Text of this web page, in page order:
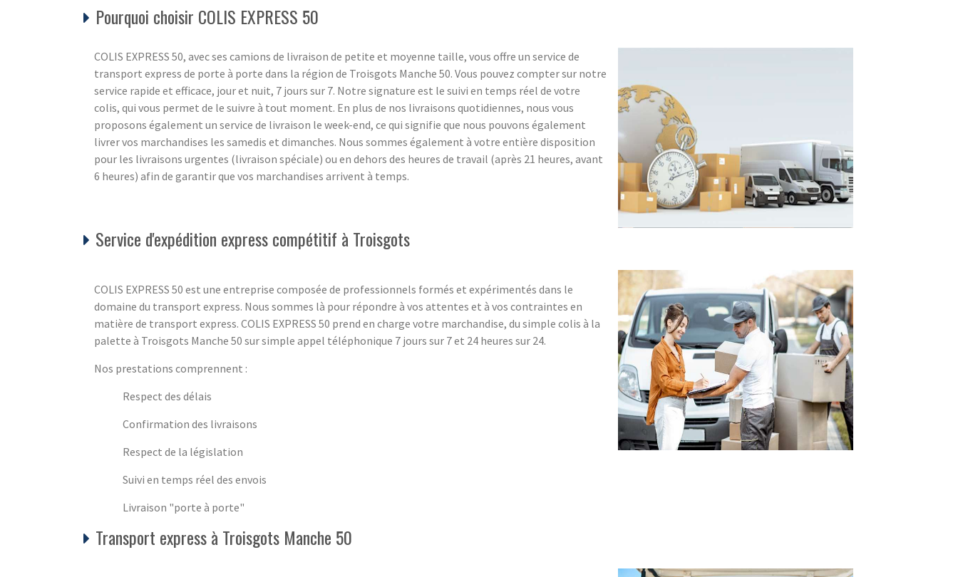
Pourquoi choisir COLIS EXPRESS 50
COLIS EXPRESS 50, avec ses camions de livraison de petite et moyenne taille, vous offre un service de
transport express de porte à porte dans la région de Troisgots Manche 50. Vous pouvez compter sur notre
service rapide et efficace, jour et nuit, 7 jours sur 7. Notre signature est le suivi en temps réel de votre
colis, qui vous permet de le suivre à tout moment. En plus de nos livraisons quotidiennes, nous vous
proposons également un service de livraison le week-end, ce qui signifie que nous pouvons également
livrer vos marchandises les samedis et dimanches. Nous sommes également à votre entière disposition
pour les livraisons urgentes (livraison spéciale) ou en dehors des heures de travail (après 21 heures, avant
6 heures) afin de garantir que vos marchandises arrivent à temps.
Service d'expédition express compétitif à Troisgots
COLIS EXPRESS 50 est une entreprise composée de professionnels formés et expérimentés dans le
domaine du transport express. Nous sommes là pour répondre à vos attentes et à vos contraintes en
matière de transport express. COLIS EXPRESS 50 prend en charge votre marchandise, du simple colis à la
palette à Troisgots Manche 50 sur simple appel téléphonique 7 jours sur 7 et 24 heures sur 24.
Nos prestations comprennent :
Respect des délais
Confirmation des livraisons
Respect de la législation
Suivi en temps réel des envois
Livraison "porte à porte"
Transport express à Troisgots Manche 50